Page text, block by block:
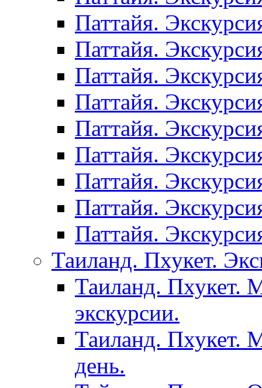
Паттайя.
Паттайя.
Паттайя.
Паттайя.
Паттайя.
Паттайя.
Паттайя.
Паттайя.
Паттайя.
Таиланд. Пхукет.
Таиланд. Пхукет.
экскурсии.
Таиланд. Пхукет.
день.